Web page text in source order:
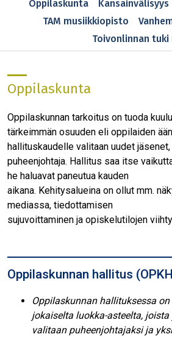
Oppilaskunta Kansainvälisyys
TAM musiikkiopisto
Toivonlinnan tuki
Oppilaskunta
Oppilaskunnan tarkoitus on tuoda
tärkeimmän osuuden eli oppilaiden
hallituskaudelle valitaan uudet
puheenjohtaja. Hallitus saa itse
he haluavat paneutua kauden
aikana. Kehitysalueina on ollut mm.
mediassa, tiedottamisen
sujuvoittaminen ja opiskelutilojen
Oppilaskunnan hallitus
Oppilaskunnan hallituksessa
jokaiselta luokka-asteelta, joista
valitaan puheenjohtajaksi ja